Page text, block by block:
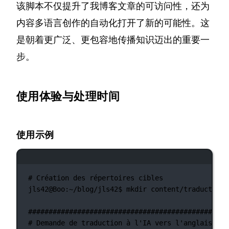
该脚本不仅提升了我博客文章的可访问性，还为
内容多语言创作的自动化打开了新的可能性。这
是朝着更广泛、更包容地传播知识迈出的重要一
步。
使用体验与处理时间
使用示例
# Création des répertoires cibles
jls42@Boo:~/blog/jls42$ mkdir content/
###############################################
# Demande de traduction à l'IA vers l'anglais #